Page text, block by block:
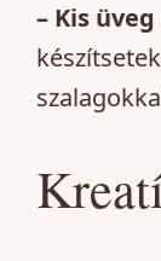
– Kis